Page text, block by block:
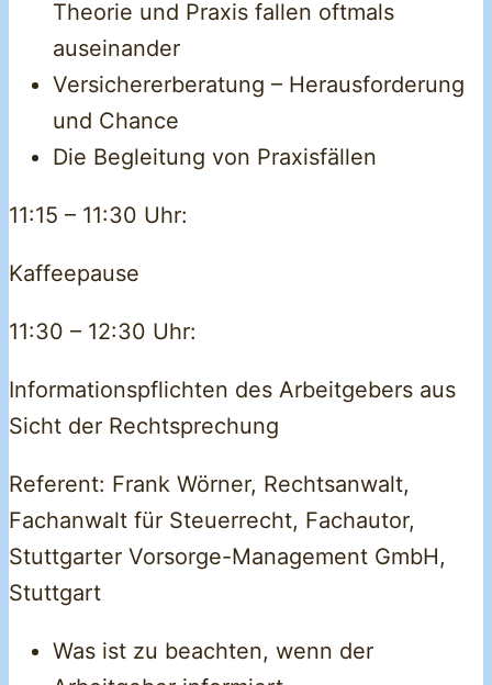
Theorie und Praxis fallen oftmals
auseinander
Versichererberatung – Herausforderung
und Chance
Die Begleitung von Praxisfällen
11:15 – 11:30 Uhr:
Kaffeepause
11:30 – 12:30 Uhr:
Informationspflichten des Arbeitgebers aus
Sicht der Rechtsprechung
Referent: Frank Wörner, Rechtsanwalt,
Fachanwalt für Steuerrecht, Fachautor,
Stuttgarter Vorsorge-Management GmbH,
Stuttgart
Was ist zu beachten, wenn der